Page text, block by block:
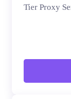
Tier Proxy